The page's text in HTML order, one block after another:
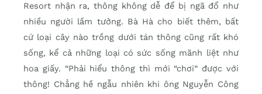
Resort nhận ra, thông không dễ để bị ngã đổ như
nhiều người lầm tưởng. Bà Hà cho biết thêm, bất
cứ loại cây nào trồng dưới tán thông cũng rất khó
sống, kể cả những loại có sức sống mãnh liệt như
hoa giấy. “Phải hiểu thông thì mới “chơi” được với
thông! Chẳng hề ngẫu nhiên khi ông Nguyễn Công